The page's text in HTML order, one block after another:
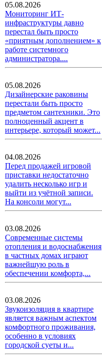
05.08.2026
Мониторинг ИТ-
инфраструктуры давно
перестал быть просто
«приятным дополнением» к
работе системного
администратора....
05.08.2026
Дизайнерские раковины
перестали быть просто
предметом сантехники. Это
полноценный акцент в
интерьере, который может...
04.08.2026
Перед продажей игровой
приставки недостаточно
удалить несколько игр и
выйти из учётной записи.
На консоли могут...
03.08.2026
Современные системы
отопления и водоснабжения
в частных домах играют
важнейшую роль в
обеспечении комфорта,...
03.08.2026
Звукоизоляция в квартире
является важным аспектом
комфортного проживания,
особенно в условиях
городской суеты и...